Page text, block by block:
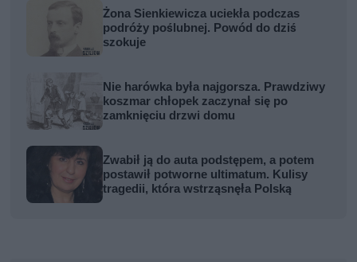
Żona Sienkiewicza uciekła podczas
podróży poślubnej. Powód do dziś
szokuje
Nie harówka była najgorsza. Prawdziwy
koszmar chłopek zaczynał się po
zamknięciu drzwi domu
Zwabił ją do auta podstępem, a potem
postawił potworne ultimatum. Kulisy
tragedii, która wstrząsnęła Polską